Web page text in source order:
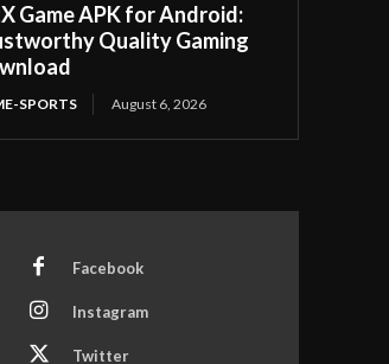
Game APK for Android:
Quality Gaming
SPORTS August 6, 2026
Facebook
Instagram
Twitter